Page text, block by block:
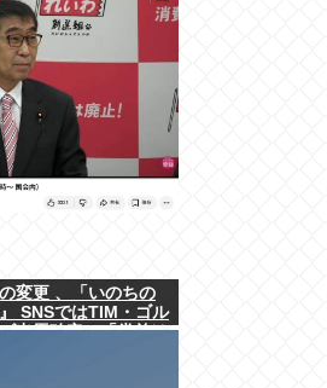
変更 、「いのちの
SNSではTIM・ゴル
出馬確定」「党首は